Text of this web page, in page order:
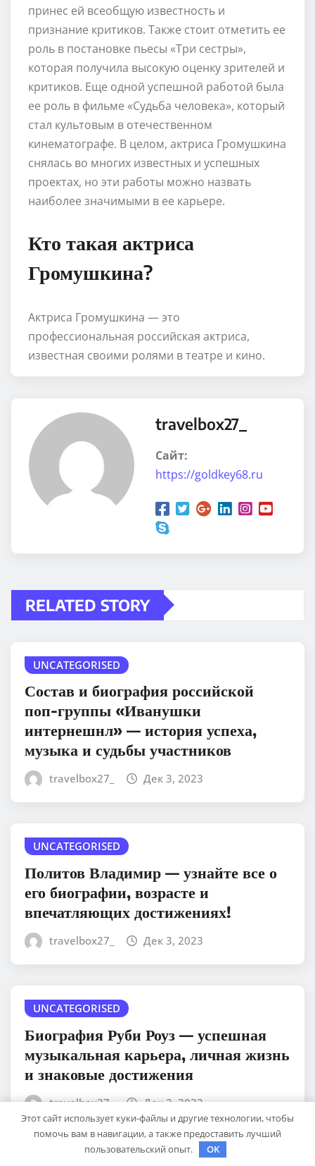
принес ей всеобщую известность и
признание критиков. Также стоит отметить ее
роль в постановке пьесы «Три сестры»,
которая получила высокую оценку зрителей и
критиков. Еще одной успешной работой была
ее роль в фильме «Судьба человека», который
стал культовым в отечественном
кинематографе. В целом, актриса Громушкина
снялась во многих известных и успешных
проектах, но эти работы можно назвать
наиболее значимыми в ее карьере.
Кто такая актриса
Громушкина?
Актриса Громушкина — это
профессиональная российская актриса,
известная своими ролями в театре и кино.
travelbox27_
Сайт:
https://goldkey68.ru
RELATED STORY
UNCATEGORISED
Состав и биография российской
поп-группы «Иванушки
интернешнл» — история успеха,
музыка и судьбы участников
travelbox27_ Дек 3, 2023
UNCATEGORISED
Политов Владимир — узнайте все о
его биографии, возрасте и
впечатляющих достижениях!
travelbox27_ Дек 3, 2023
UNCATEGORISED
Биография Руби Роуз — успешная
музыкальная карьера, личная жизнь
и знаковые достижения
travelbox27_ Дек 3, 2023
Этот сайт использует куки-файлы и другие технологии, чтобы
помочь вам в навигации, а также предоставить лучший
пользовательский опыт.
OK